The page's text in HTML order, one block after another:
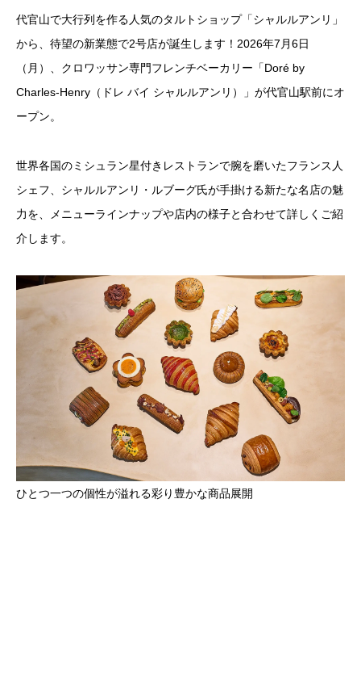
代官山で大行列を作る人気のタルトショップ「シャルルアンリ」
から、待望の新業態で2号店が誕生します！2026年7月6日
（月）、クロワッサン専門フレンチベーカリー「Doré by
Charles-Henry（ドレ バイ シャルルアンリ）」が代官山駅前にオ
ープン。
世界各国のミシュラン星付きレストランで腕を磨いたフランス人
シェフ、シャルルアンリ・ルブーグ氏が手掛ける新たな名店の魅
力を、メニューラインナップや店内の様子と合わせて詳しくご紹
介します。
ひとつ一つの個性が溢れる彩り豊かな商品展開